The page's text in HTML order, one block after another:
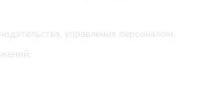
управления персоналом;